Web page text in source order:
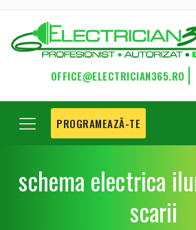
OFFICE@ELECTRICIAN365.RO
PROGRAMEAZĂ-TE
schema electrica
scarii